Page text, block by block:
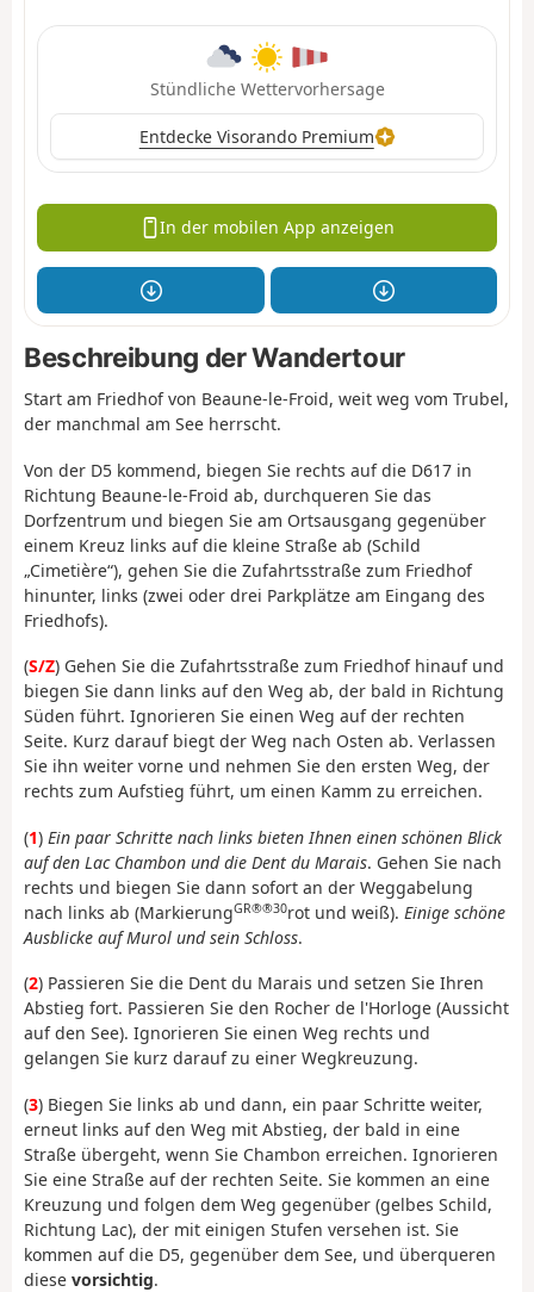
Stündliche Wettervorhersage
Entdecke Visorando Premium
In der mobilen App anzeigen
Beschreibung der Wandertour
Start am Friedhof von Beaune-le-Froid, weit weg vom Trubel,
der manchmal am See herrscht.
Von der D5 kommend, biegen Sie rechts auf die D617 in
Richtung Beaune-le-Froid ab, durchqueren Sie das
Dorfzentrum und biegen Sie am Ortsausgang gegenüber
einem Kreuz links auf die kleine Straße ab (Schild
„Cimetière“), gehen Sie die Zufahrtsstraße zum Friedhof
hinunter, links (zwei oder drei Parkplätze am Eingang des
Friedhofs).
(S/Z) Gehen Sie die Zufahrtsstraße zum Friedhof hinauf und
biegen Sie dann links auf den Weg ab, der bald in Richtung
Süden führt. Ignorieren Sie einen Weg auf der rechten
Seite. Kurz darauf biegt der Weg nach Osten ab. Verlassen
Sie ihn weiter vorne und nehmen Sie den ersten Weg, der
rechts zum Aufstieg führt, um einen Kamm zu erreichen.
(1) Ein paar Schritte nach links bieten Ihnen einen schönen Blick
auf den Lac Chambon und die Dent du Marais. Gehen Sie nach
rechts und biegen Sie dann sofort an der Weggabelung
nach links ab (MarkierungGR®®30rot und weiß). Einige schöne
Ausblicke auf Murol und sein Schloss.
(2) Passieren Sie die Dent du Marais und setzen Sie Ihren
Abstieg fort. Passieren Sie den Rocher de l'Horloge (Aussicht
auf den See). Ignorieren Sie einen Weg rechts und
gelangen Sie kurz darauf zu einer Wegkreuzung.
(3) Biegen Sie links ab und dann, ein paar Schritte weiter,
erneut links auf den Weg mit Abstieg, der bald in eine
Straße übergeht, wenn Sie Chambon erreichen. Ignorieren
Sie eine Straße auf der rechten Seite. Sie kommen an eine
Kreuzung und folgen dem Weg gegenüber (gelbes Schild,
Richtung Lac), der mit einigen Stufen versehen ist. Sie
kommen auf die D5, gegenüber dem See, und überqueren
diese vorsichtig.